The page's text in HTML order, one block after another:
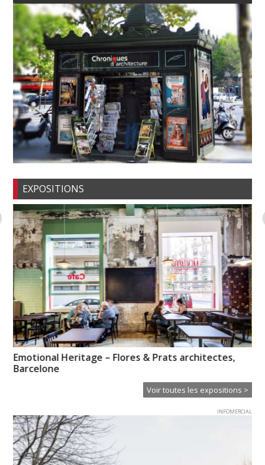
EXPOSITIONS
Emotional Heritage – Flores & Prats architectes,
Barcelone
Voir toutes les expositions >
INFOMERCIAL